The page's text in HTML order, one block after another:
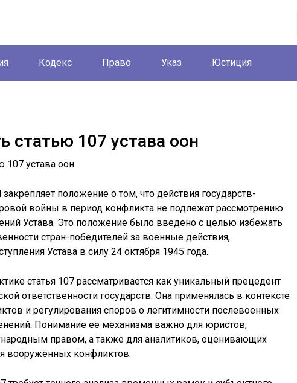
Кодекс Право Указ Юстиция
статью 107 устава оон
положение о том, что действия государств-
войны в период конфликта не подлежат рассмотрению
Устава. Это положение было введено с целью избежать
стран-победителей за военные действия,
Устава в силу 24 октября 1945 года.
статья 107 рассматривается как уникальный прецедент
ответственности государств. Она применялась в контексте
и регулирования споров о легитимности послевоенных
Понимание её механизма важно для юристов,
правом, а также для аналитиков, оценивающих
вооружённых конфликтов.